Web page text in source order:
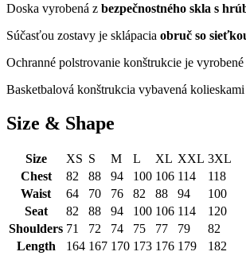
Doska vyrobená z bezpečnostného skla s
Súčasťou zostavy je sklápacia obruč so
Ochranné polstrovanie konštrukcie je vyrobené
Basketbalová konštrukcia vybavená
Size & Shape
Size XS S M L XL XXL 3XL
Chest
82 88 94 100 106 114
118
Waist
64 70 76 82 88 94
100
Seat
82 88 94 100 106 114
120
Shoulders 71 72 74 75 77 79
82
Length
164 167 170 173 176 179 182